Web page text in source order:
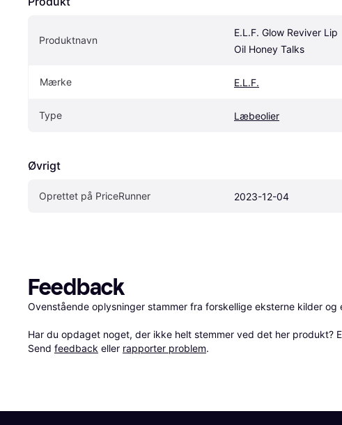
Produktnavn
E.L.F. Glow Reviver Lip
Oil Honey Talks
Mærke E.L.F.
Type Læbeolier
Øvrigt
Oprettet på PriceRunner 2023-12-04
Feedback
Ovenstående oplysninger stammer fra forskellige eksterne kilder og
Har du opdaget noget, der ikke helt stemmer ved det her produkt?
Send feedback eller rapporter problem.